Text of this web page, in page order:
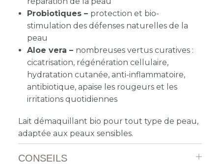
Probiotiques – protection et bio-
stimulation des défenses naturelles de la
peau
Aloe vera – nombreuses vertus curatives :
cicatrisation, régénération cellulaire,
hydratation cutanée, anti-inflammatoire,
antibiotique, apaise les rougeurs et les
irritations quotidiennes
Lait démaquillant bio pour tout type de peau,
adaptée aux peaux sensibles.
CONSEILS